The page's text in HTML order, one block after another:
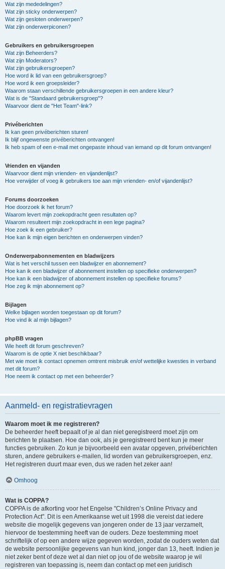
Wat zijn mededelingen?
Wat zijn sticky onderwerpen?
Wat zijn gesloten onderwerpen?
Wat zijn onderwerpiconen?
Gebruikers en gebruikersgroepen
Wat zijn Beheerders?
Wat zijn Moderators?
Wat zijn gebruikersgroepen?
Hoe word ik lid van een gebruikersgroep?
Hoe word ik een groepsleider?
Waarom staan verschillende gebruikersgroepen in een andere kleur?
Wat is de "Standaard gebruikersgroep"?
Waarvoor dient de "Het Team"-link?
Privéberichten
Ik kan geen privéberichten sturen!
Ik blijf ongewenste privéberichten ontvangen!
Ik heb spam of een e-mail met ongepaste inhoud van iemand op dit forum ontvangen!
Vrienden en vijanden
Waarvoor dient mijn vrienden- en vijandenlijst?
Hoe verwijder of voeg ik gebruikers toe aan mijn vrienden- en/of vijandenlijst?
Forums doorzoeken
Hoe doorzoek ik het forum?
Waarom levert mijn zoekopdracht geen resultaten op?
Waarom resulteert mijn zoekopdracht in een lege pagina?
Hoe zoek ik een gebruiker?
Hoe kan ik mijn eigen berichten en onderwerpen vinden?
Onderwerpabonnementen en bladwijzers
Wat is het verschil tussen een bladwijzer en abonnement?
Hoe kan ik een bladwijzer of abonnement instellen op specifieke onderwerpen?
Hoe kan ik een bladwijzer of abonnement instellen op specifieke forums?
Hoe zeg ik mijn abonnement op?
Bijlagen
Welke bijlagen worden toegestaan op dit forum?
Hoe vind ik al mijn bijlagen?
phpBB vragen
Wie heeft dit forum geschreven?
Waarom is de optie X niet beschikbaar?
Met wie moet ik contact opnemen omtrent misbruik en/of wettelijke kwesties in verband
met dit forum?
Hoe neem ik contact op met een beheerder?
Aanmeld- en registratievragen
Waarom moet ik me registreren?
De beheerder heeft bepaalt of je al dan niet geregistreerd moet zijn om
berichten te plaatsen. Hoe dan ook, als je geregistreerd bent kun je meer
functies gebruiken. Zo kun je bijvoorbeeld een avatar opgeven, privéberichten
sturen, andere gebruikers e-mailen, lid worden van gebruikersgroepen, enz.
Het registreren duurt maar even, dus we raden het zeker aan!
Omhoog
Wat is COPPA?
COPPA is de afkorting voor het Engelse "Children’s Online Privacy and
Protection Act". Dit is een Amerikaanse wet uit 1998 die vereist dat iedere
website die mogelijk gegevens van jongeren onder de 13 jaar verzamelt,
hiervoor de toestemming heeft van de ouders. Deze toestemming moet
schriftelijk of op een andere wijze gegeven worden, zodat de ouders weten dat
de website persoonlijke gegevens van hun kind, jonger dan 13, heeft. Indien je
niet zeker bent of deze wet al dan niet op jou of de website waarop je wil
registreren van toepassing is, neem dan contact op met een juridisch